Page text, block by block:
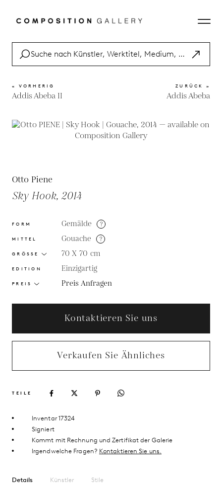
« VORHERIG
Addis Abeba II
ZURÜCK »
Addis Abeba
Otto Piene
Sky Hook, 2014
FORM Gemälde ?
MITTEL Gouache ?
GRÖSSE 70 X 70 cm
EDITION Einzigartig
PREIS Preis Anfragen
Kontaktieren Sie uns
Verkaufen Sie Ähnliches
TEILE
Inventar 17324
Signiert
Kommt mit Rechnung und Zertifikat der Galerie
Irgendwelche Fragen? Kontaktieren Sie uns.
Details Künstler Stile